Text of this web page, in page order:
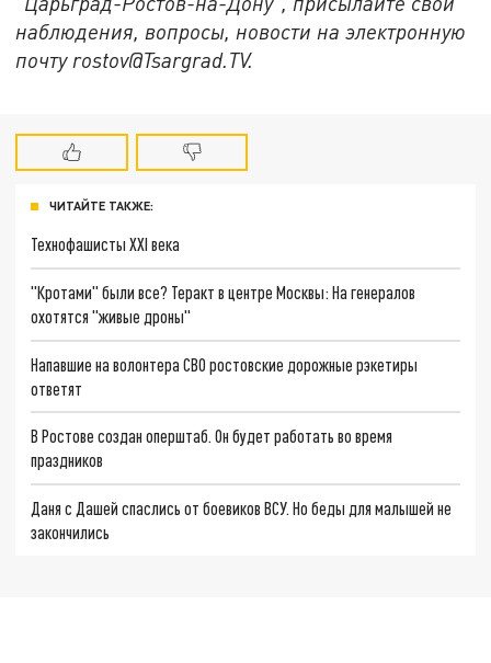
наблюдения, вопросы, новости на электронную
почту rostov@Tsargrad.ТV.
ЧИТАЙТЕ ТАКЖЕ:
Технофашисты XXI века
"Кротами" были все? Теракт в центре Москвы: На генералов
охотятся "живые дроны"
Напавшие на волонтера СВО ростовские дорожные рэкетиры
ответят
В Ростове создан оперштаб. Он будет работать во время
праздников
Даня с Дашей спаслись от боевиков ВСУ. Но беды для малышей не
закончились